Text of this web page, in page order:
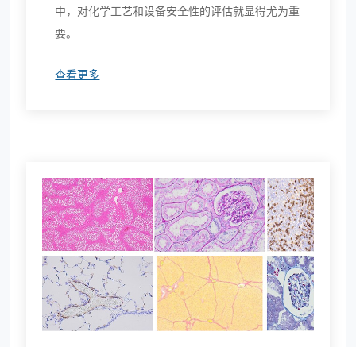
中，对化学工艺和设备安全性的评估就显得尤为重
要。
查看更多